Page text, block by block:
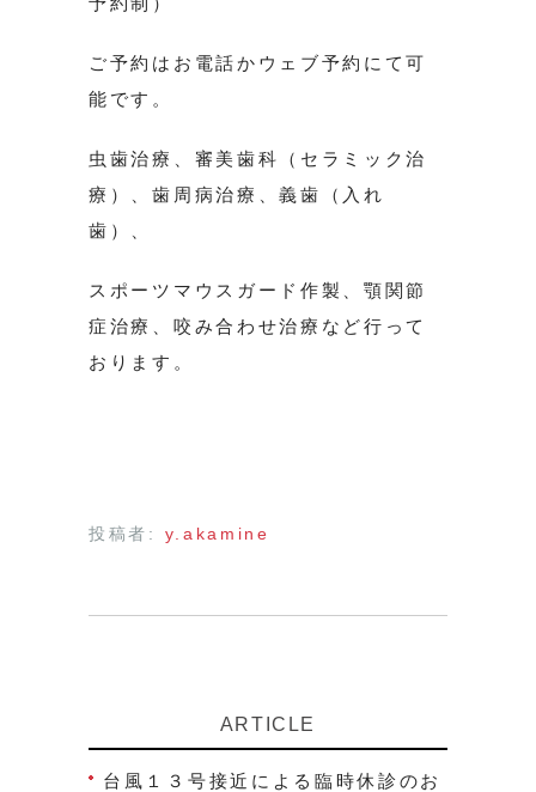
ご予約はお電話かウェブ予約にて可
能です。
虫歯治療、審美歯科（セラミック治
療）、歯周病治療、義歯（入れ
歯）、
スポーツマウスガード作製、顎関節
症治療、咬み合わせ治療など行って
おります。
投稿者: y.akamine
ARTICLE
台風１３号接近による臨時休診のお